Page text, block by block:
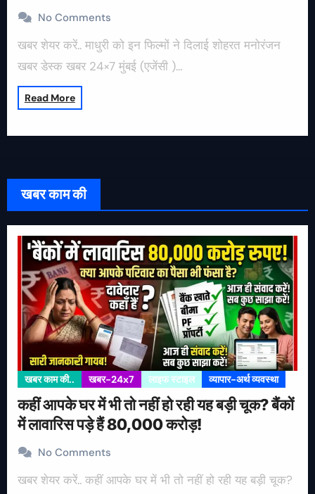
No Comments
खबर शेयर करें.. माधुरी को इन फिल्मों ने दिलाई शोहरत मनोरंजन
खबर डेस्क खबर 24×7 मुंबई (एजेंसी )…
Read More
खबर काम की
खबर काम की.. खबर-24x7 लाइफ स्टाइल व्यापार-अर्थ व्यवस्था
कहीं आपके घर में भी तो नहीं हो रही यह बड़ी चूक? बैंकों
में लावारिस पड़े हैं 80,000 करोड़!
No Comments
खबर शेयर करें.. कहीं आपके घर में भी तो नहीं हो रही यह बड़ी चूक?